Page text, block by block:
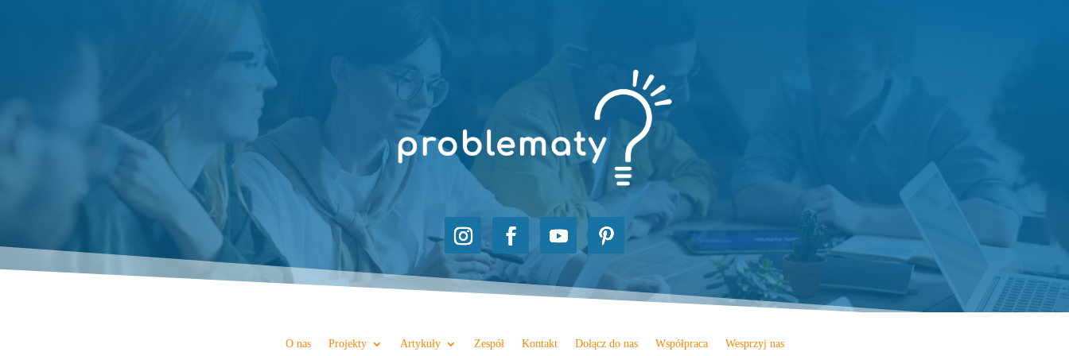
O nas Projekty Artykuły Zespół Kontakt Dołącz do nas Współpraca Wesprzyj nas